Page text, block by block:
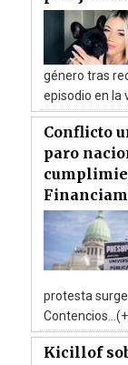
género tras
episodio en la
Conflicto
paro
protesta
Kicillof